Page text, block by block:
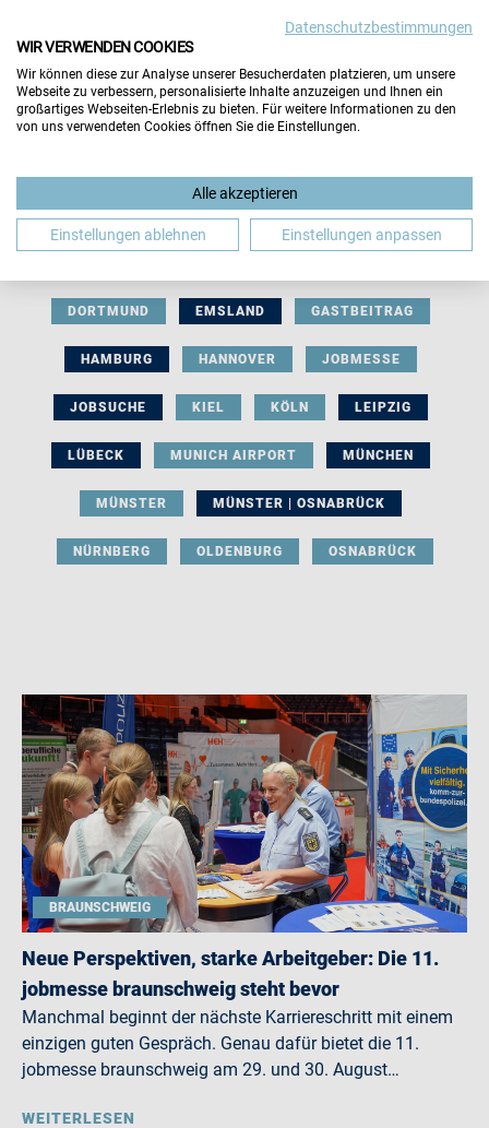
BERUFLICHE ORIENTIERUNG BEWERBUNG
DORTMUND EMSLAND GASTBEITRAG
HAMBURG HANNOVER JOBMESSE
JOBSUCHE KIEL KÖLN LEIPZIG
LÜBECK MUNICH AIRPORT MÜNCHEN
MÜNSTER MÜNSTER | OSNABRÜCK
NÜRNBERG OLDENBURG OSNABRÜCK
BRAUNSCHWEIG
Neue Perspektiven, starke Arbeitgeber: Die 11.
jobmesse braunschweig steht bevor
Manchmal beginnt der nächste Karriereschritt mit einem
einzigen guten Gespräch. Genau dafür bietet die 11.
jobmesse braunschweig am 29. und 30. August…
WEITERLESEN
Datenschutzbestimmungen
WIR VERWENDEN COOKIES
Wir können diese zur Analyse unserer Besucherdaten platzieren, um unsere
Webseite zu verbessern, personalisierte Inhalte anzuzeigen und Ihnen ein
großartiges Webseiten-Erlebnis zu bieten. Für weitere Informationen zu den
von uns verwendeten Cookies öffnen Sie die Einstellungen.
Alle akzeptieren
Einstellungen ablehnen Einstellungen anpassen